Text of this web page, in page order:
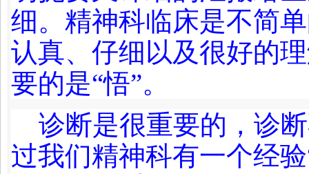
细。精神科临床是不简
认真、仔细以及很好的
要的是“悟”。
诊断是很重要的，诊
过我们精神科有一个经